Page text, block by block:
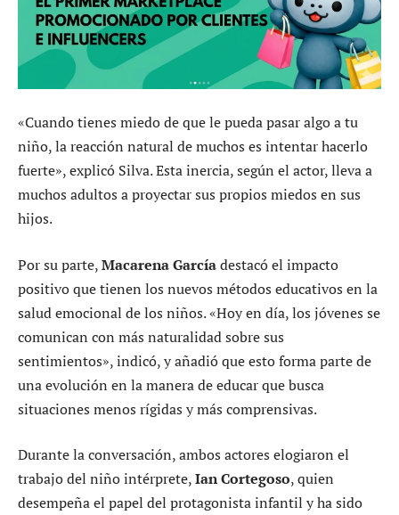
«Cuando tienes miedo de que le pueda pasar algo a tu
niño, la reacción natural de muchos es intentar hacerlo
fuerte», explicó Silva. Esta inercia, según el actor, lleva a
muchos adultos a proyectar sus propios miedos en sus
hijos.
Por su parte,Macarena Garcíadestacó el impacto
positivo que tienen los nuevos métodos educativos en la
salud emocional de los niños. «Hoy en día, los jóvenes se
comunican con más naturalidad sobre sus
sentimientos», indicó, y añadió que esto forma parte de
una evolución en la manera de educar que busca
situaciones menos rígidas y más comprensivas.
Durante la conversación, ambos actores elogiaron el
trabajo del niño intérprete,Ian Cortegoso, quien
desempeña el papel del protagonista infantil y ha sido